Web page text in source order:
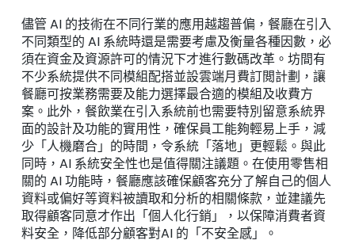
儘管 AI 的技術在不同行業的應用越趨普偏 ，餐廳在引入
不同類型的 AI 系統時還是需要考慮及衡量各種因數，必
須在資金及資源許可的情況下才進行數碼改革。坊間有
不少系統提供不同模組配搭並設雲端月費訂閲計劃，讓
餐廳可按業務需要及能力選擇最合適的模組及收費方
案。此外，餐飲業在引入系統前也需要特別留意系統界
面的設計及功能的實用性，確保員工能夠輕易上手，減
少「人機磨合」 的時間，令系統「落地」 更輕鬆。與此
同時，AI 系統安全性也是值得關注議題。在使用零售相
關的 AI 功能時，餐廳應該確保顧客充分了解自己的個人
資料或偏好等資料被讀取和分析的相關條款，並建議先
取得顧客同意才作出「個人化行銷」，以保障消費者資
料安全，降低部分顧客對AI 的「不安全感」。